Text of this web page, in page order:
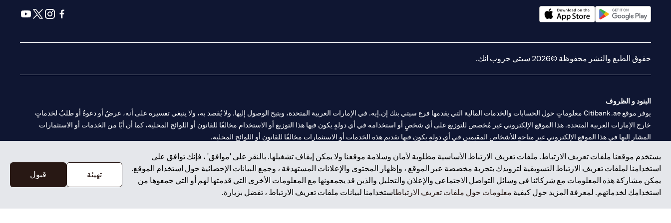
يستخدم موقعنا ملفات تعريف الارتباط. ملفات تعريف الارتباط الأساسية مطلوبة لأمان وسلامة موقعنا ولا يمكن إيقاف تشغيلها. بالنقر على 'موافق' ، فإنك توافق على
استخدامنا لملفات تعريف الارتباط التسويقية لتزويدك بتجربة مخصصة عبر الموقع ، وإظهار المحتوى والإعلانات المستهدفة ، وجمع البيانات الإحصائية حول استخدام الموقع.
يمكن مشاركة هذه المعلومات مع شركائنا في وسائل التواصل الاجتماعي والإعلان والتحليل والذين قد يجمعونها مع المعلومات الأخرى التي قدمتها لهم أو التي جمعوها من
استخدامك لخدماتهم. لمعرفة المزيد حول كيفية معلومات حول ملفات تعريف الارتباطاستخدامنا لبيانات ملفات تعريف الارتباط ، تفضل بزيارة.
تهيئة قبول
حقوق الطبع والنشر محفوظة ©2026 سيتي جروب انك.
البنود و الظروف
يوفر موقع Citibank.ae معلوماتٍ حول الحسابات والخدمات المالية التي يقدمها فرع سيتي بنك إن.إيه. في الإمارات العربية المتحدة، ويتيح الوصول إليها. ولا يُقصد به، ولا ينبغي تفسيره على أنه، عرضٌ أو دعوةٌ أو طلبٌ لخدماتٍ
خارج الإمارات العربية المتحدة. هذا الموقع الإلكتروني غير مُخصص للتوزيع على أي شخصٍ أو استخدامه في أي دولةٍ يكون فيها هذا التوزيع أو الاستخدام مخالفًا للقانون أو اللوائح المحلية، كما أن أيًا من الخدمات أو الاستثمارات
المشار إليها في هذا الموقع الإلكتروني غير متاحةٍ للأشخاص المقيمين في أي دولةٍ يكون فيها تقديم هذه الخدمات أو الاستثمارات مخالفًا للقانون أو اللوائح المحلية.
سيتي بنك هي علامة خدمة لشركة Citigroup Inc. أو .Citibank N.A ، مستخدمة ومسجلة في جميع أنحاء العالم.
سيتي بنك إن. إيه. الإمارات مسجل لدى مصرف الإمارات المركزي تحت أرقام التراخيص 202563 لفرع الوصل في دبي، 531989 لفرع مول الإمارات في دبي، و CN-1002019لفرع أبوظبي. هاتف: 4000 311 04.
فرع سيتي بنك إن إيه - الإمارات العربية المتحدة مرخص من مصرف الإمارات العربية المتحدة المركزي كفرع لبنك أجنبي.
سيتي بنك إن إيه الإمارات العربية المتحدة مرخص من هيئة الأوراق المالية والسلع في الإمارات العربية المتحدة ("SCA") للقيام بالنشاط المالي لـ أ) الاستشارات المالية والتعريف والترويج بموجب ترخيص رقم 20200000097 ب)